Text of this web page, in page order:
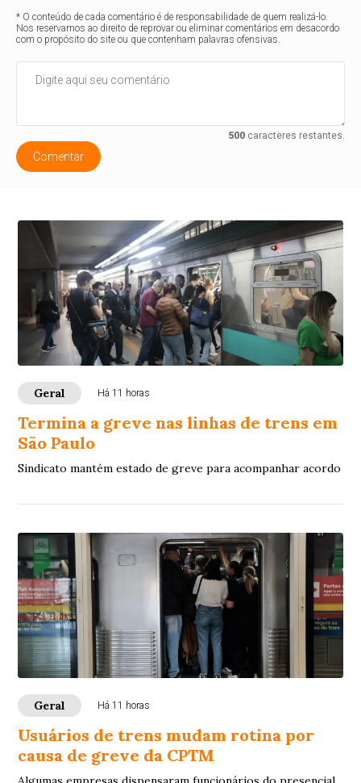
* O conteúdo de cada comentário é de responsabilidade de quem realizá-lo.
Nos reservamos ao direito de reprovar ou eliminar comentários em desacordo
com o propósito do site ou que contenham palavras ofensivas.
500caracteres restantes.
Comentar
Geral Há 11 horas
Termina a greve nas linhas de trens em
São Paulo
Sindicato mantém estado de greve para acompanhar acordo
Geral Há 11 horas
Usuários de trens mudam rotina por
causa de greve da CPTM